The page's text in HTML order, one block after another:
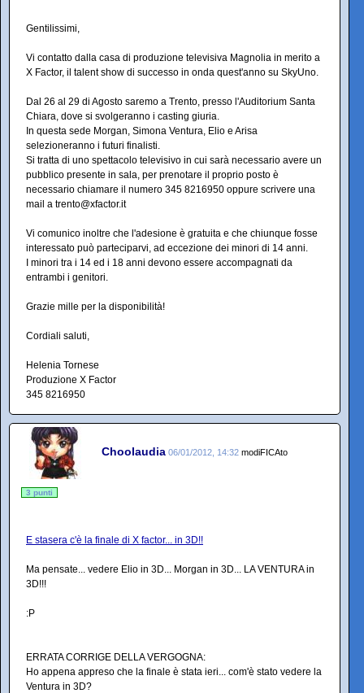
Gentilissimi,
Vi contatto dalla casa di produzione televisiva Magnolia in merito a
X Factor, il talent show di successo in onda quest'anno su SkyUno.
Dal 26 al 29 di Agosto saremo a Trento, presso l'Auditorium Santa
Chiara, dove si svolgeranno i casting giuria.
In questa sede Morgan, Simona Ventura, Elio e Arisa
selezioneranno i futuri finalisti.
Si tratta di uno spettacolo televisivo in cui sarà necessario avere un
pubblico presente in sala, per prenotare il proprio posto è
necessario chiamare il numero 345 8216950 oppure scrivere una
mail a trento@xfactor.it
Vi comunico inoltre che l'adesione è gratuita e che chiunque fosse
interessato può parteciparvi, ad eccezione dei minori di 14 anni.
I minori tra i 14 ed i 18 anni devono essere accompagnati da
entrambi i genitori.
Grazie mille per la disponibilità!
Cordiali saluti,
Helenia Tornese
Produzione X Factor
345 8216950
Choolaudia 06/01/2012, 14:32 modiFICAto
3 punti
E stasera c'è la finale di X factor... in 3D!!
Ma pensate... vedere Elio in 3D... Morgan in 3D... LA VENTURA in
3D!!!
:P
ERRATA CORRIGE DELLA VERGOGNA:
Ho appena appreso che la finale è stata ieri... com'è stato vedere la
Ventura in 3D?